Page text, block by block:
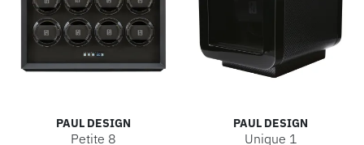
PAUL DESIGN
Petite 8
PAUL DESIGN
Unique 1